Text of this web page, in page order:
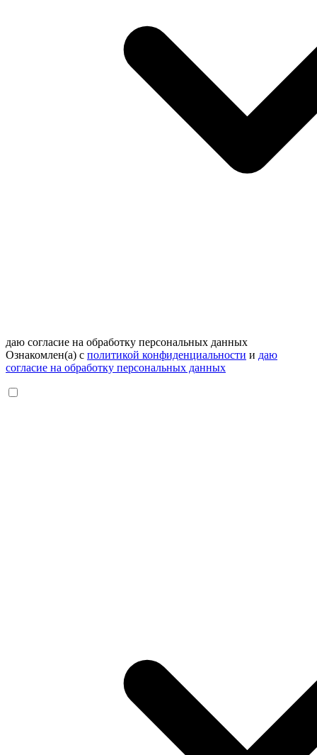
даю согласие на обработку персональных данных
Ознакомлен(а) с политикой конфиденциальности и даю
согласие на обработку персональных данных